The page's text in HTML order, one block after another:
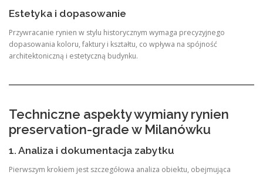
Estetyka i dopasowanie
Przywracanie rynien w stylu historycznym wymaga precyzyjnego
dopasowania koloru, faktury i kształtu, co wpływa na spójność
architektoniczną i estetyczną budynku.
Techniczne aspekty wymiany rynien
preservation-grade w Milanówku
1. Analiza i dokumentacja zabytku
Pierwszym krokiem jest szczegółowa analiza obiektu, obejmująca